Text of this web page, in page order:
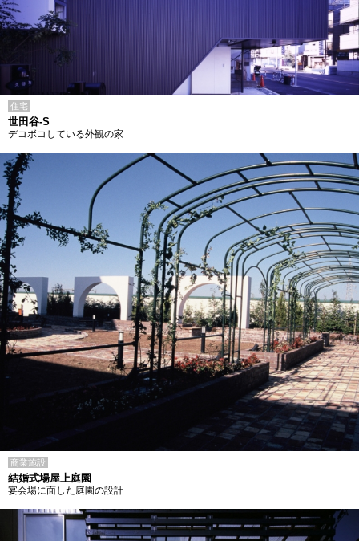
住宅
世田谷-S
デコボコしている外観の家
商業施設
結婚式場屋上庭園
宴会場に面した庭園の設計